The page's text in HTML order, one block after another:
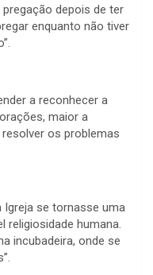
depois de ter
enquanto não tiver
a reconhecer a
maior a
os problemas
Igreja se tornasse uma
religiosidade humana.
incubadeira, onde se